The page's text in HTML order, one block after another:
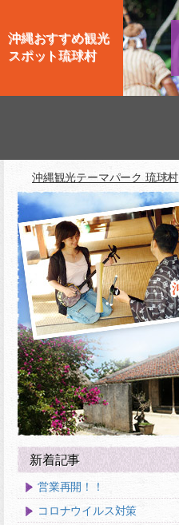
沖縄おすすめ観光
スポット琉球村
沖縄観光テーマパーク 琉球村
新着記事
営業再開！！
コロナウイルス対策